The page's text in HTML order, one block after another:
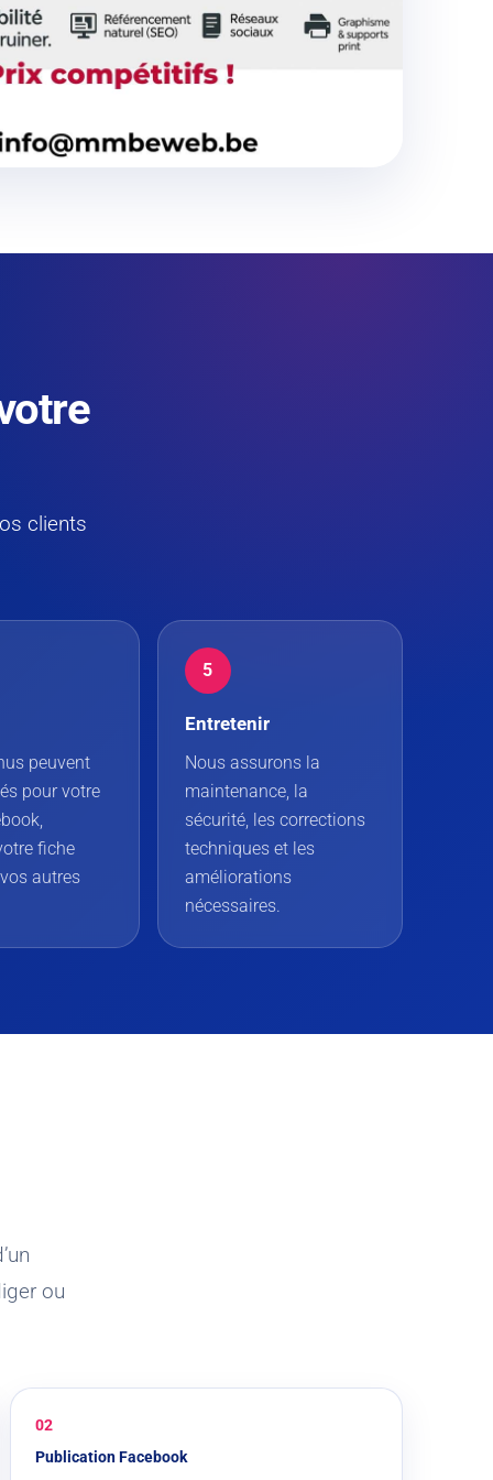
clients
peuvent
pour votre
fiche
autres
5
Entretenir
Nous assurons la
maintenance, la
sécurité, les corrections
techniques et les
améliorations
nécessaires.
ou
02
Publication Facebook